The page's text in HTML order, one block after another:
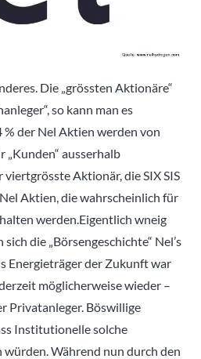
Die „grössten Aktionäre“
so kann man es
der Nel Aktien werden von
„Kunden“ ausserhalb
Aktionär, die SIX SIS
Aktien, die wahrscheinlich für
werden.Eigentlich wneig
die „Börsengeschichte“ Nel’s
Energieträger der Zukunft war
möglicherweise wieder –
Privatanleger. Böswillige
Institutionelle solche
Während nun durch den